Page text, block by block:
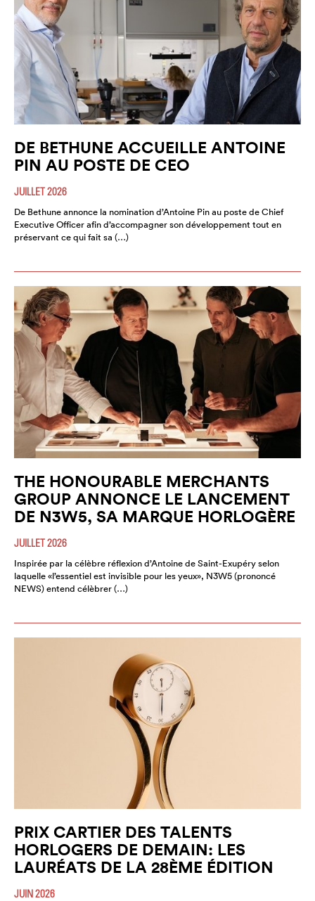
DE BETHUNE ACCUEILLE ANTOINE
PIN AU POSTE DE CEO
JUILLET 2026
De Bethune annonce la nomination d’Antoine Pin au poste de Chief
Executive Officer afin d’accompagner son développement tout en
préservant ce qui fait sa (…)
THE HONOURABLE MERCHANTS
GROUP ANNONCE LE LANCEMENT
DE N3W5, SA MARQUE HORLOGÈRE
JUILLET 2026
Inspirée par la célèbre réflexion d’Antoine de Saint-Exupéry selon
laquelle «l’essentiel est invisible pour les yeux», N3W5 (prononcé
NEWS) entend célèbrer (…)
PRIX CARTIER DES TALENTS
HORLOGERS DE DEMAIN: LES
LAURÉATS DE LA 28ÈME ÉDITION
JUIN 2026